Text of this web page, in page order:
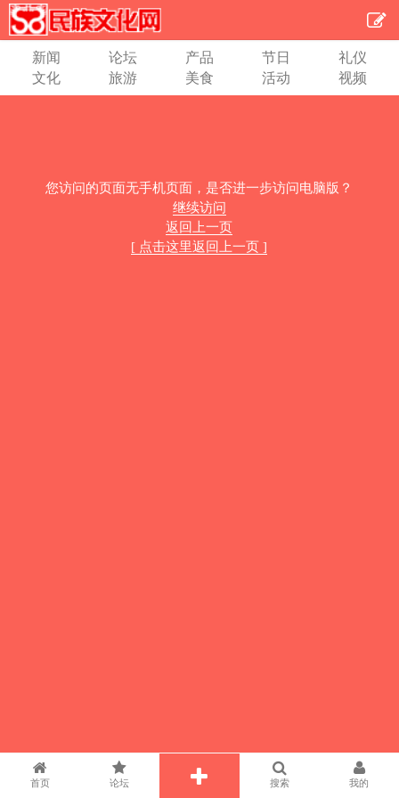
新闻 论坛 产品 节日
礼仪
文化
旅游 美食 活动 视频
您访问的页面无手机页面，是否进一步访问电脑版？
继续访问
返回上一页
[ 点击这里返回上一页 ]
首页 论坛 搜索 我的